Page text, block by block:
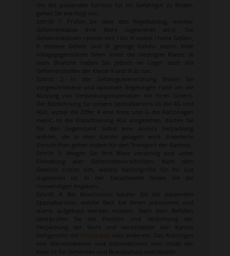
Um die passenden Kartons für Ihr Gefahrgut zu finden,
gehen Sie wie folgt vor:
Schritt 1: Prüfen Sie über den Regelkatalog, welcher
Gefahrenklasse Ihre Ware zugeordnet wird. Die
Gefahrenklassen reichen von I bis III wobei I hohe Gefahr,
II mittlere Gefahr und III geringe Gefahr meint. Viele
Alltagsgegenstände fallen unter die niedrigste Klasse. Je
nach Branche haben Sie jedoch im Lager auch mit
Gefahrenstoffen der Klasse II und III zu tun.
Schritt 2: In der Gefahrgutverordnung finden Sie
vorgeschriebene und optionale Regelungen rund um die
Nutzung von Verpackungsmaterialien mit Ihren Gütern.
Die Bezeichnung für unsere Spezialkartons ist die 4G und
4GV, wobei die Ziffer 4 eine Kiste und G die Kartonagen
meint. Ist die Klassifizierung 4GV vorgesehen, dürfen Sie
für den Gegenstand selbst eine andere Verpackung
wählen, die in dem Karton gelagert wird. Erweiterte
Vorschriften gelten zudem für den Transport der Kartons.
Schritt 3: Wiegen Sie Ihre Ware vorsichtig und unter
Einhaltung aller Sicherheitsvorschriften. Nach dem
Gewicht richtet sich, welche Kartongröße für Ihr Gut
zugelassen ist. In der Detailtabelle finden Sie die
notwendigen Angaben.
Schritt 4: Bei Boxolutions kaufen Sie die passenden
Spezialkartons, welche flach bei Ihnen ankommen und
zuerst aufgebaut werden müssen. Nach dem Befüllen
überprüfen Sie die Position und Abdichtung der
Verpackung der Ware und verschließen den Karton
fachgerecht mit Klebeband
oder anderem. Das Anbringen
von Warnhinweisen und Informationen zum Inhalt der
Kiste ist für Sicherheit und Brandschutz unerlässlich.